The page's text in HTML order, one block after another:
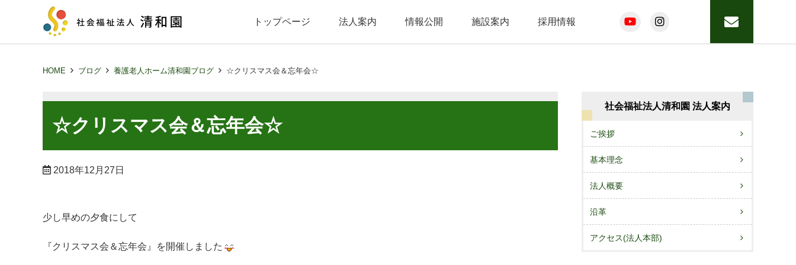
トップページ 法人案内 情報公開 施設案内 採用情報
HOME ブログ 養護老人ホーム清和園ブログ ☆クリスマス会＆忘年会☆
☆クリスマス会＆忘年会☆
2018年12月27日
少し早めの夕食にして
『クリスマス会＆忘年会』を開催しました
社会福祉法人清和園 法人案内
ご挨拶
基本理念
法人概要
沿革
アクセス(法人本部)